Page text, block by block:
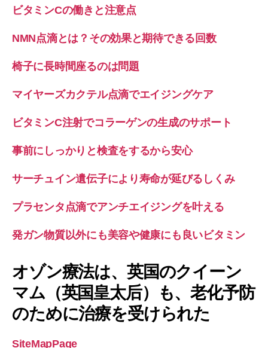
ビタミンCの働きと注意点
NMN点滴とは？その効果と期待できる回数
椅子に長時間座るのは問題
マイヤーズカクテル点滴でエイジングケア
ビタミンC注射でコラーゲンの生成のサポート
事前にしっかりと検査をするから安心
サーチュイン遺伝子により寿命が延びるしくみ
プラセンタ点滴でアンチエイジングを叶える
発ガン物質以外にも美容や健康にも良いビタミン
オゾン療法は、英国のクイーン
マム（英国皇太后）も、老化予防
のために治療を受けられた
SiteMapPage